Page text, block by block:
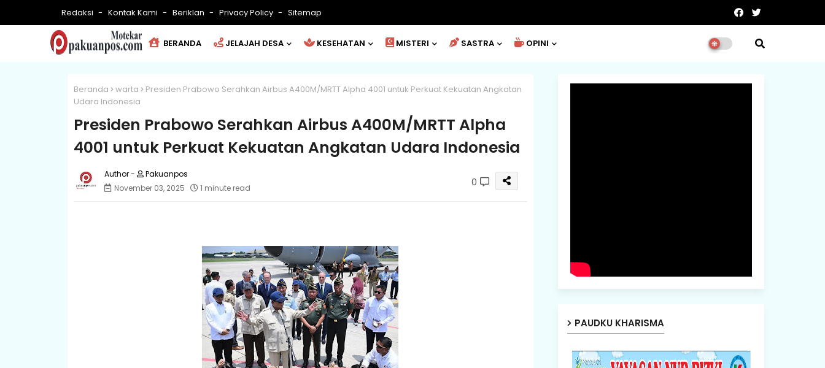
Redaksi Kontak Kami Beriklan Privacy Policy Sitemap
BERANDA JELAJAH DESA KESEHATAN MISTERI SASTRA OPINI
Beranda warta
Presiden Prabowo Serahkan Airbus A400M/MRTT Alpha 4001 untuk Perkuat Kekuatan Angkatan
Udara Indonesia
Presiden Prabowo Serahkan Airbus A400M/MRTT Alpha
4001 untuk Perkuat Kekuatan Angkatan Udara Indonesia
Pakuanpos
November 03, 2025
1 minute read 0
PAUDKU KHARISMA